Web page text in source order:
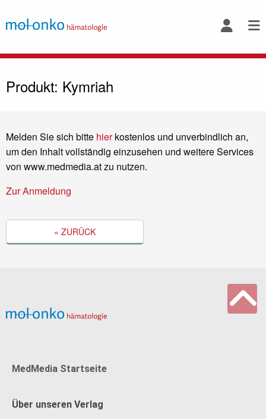
Produkt: Kymriah
Melden Sie sich bitte hierkostenlos und unverbindlich an,
um den Inhalt vollständig einzusehen und weitere Services
von www.medmedia.at zu nutzen.
Zur Anmeldung
« ZURÜCK
MedMedia Startseite
Über unseren Verlag